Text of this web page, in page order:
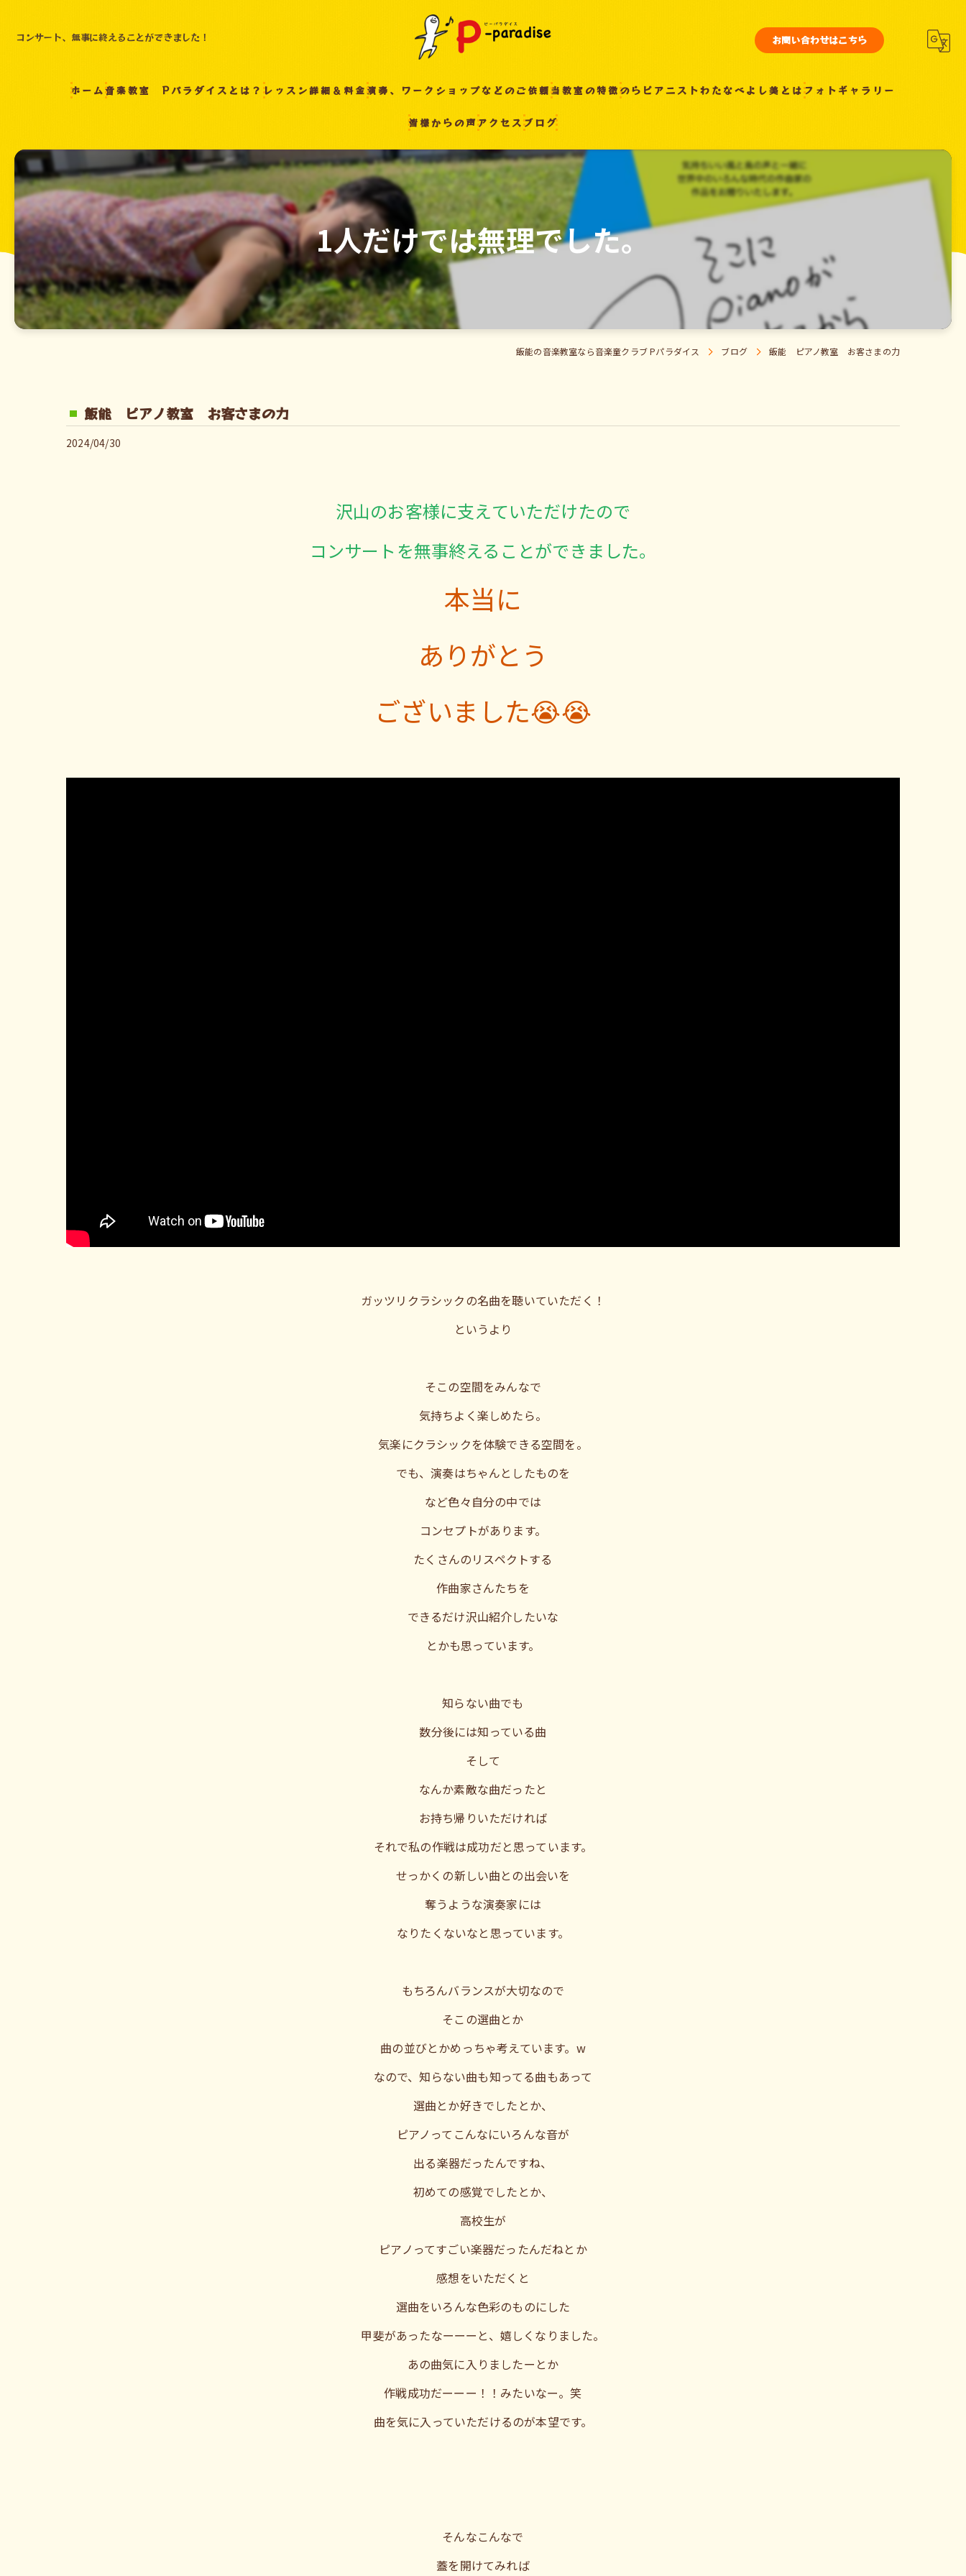
コンサート、無事に終えることができました！ お問い合わせはこちら
ホーム音楽教室 Pパラダイスとは？ レッスン詳細＆料金演奏、ワークショップなどのご依頼当教室の特徴
習い事
非認知能力
ピアノ
のらピアニストわたなべよし美とはフォトギャラリー
皆様からの声アクセスブログ
1人だけでは無理でした。
飯能の音楽教室なら音楽童クラブ Pパラダイス ブログ 飯能 ピアノ教室 お客さまの力
飯能 ピアノ教室 お客さまの力
2024/04/30
沢山のお客様に支えていただけたので
コンサートを無事終えることができました。
本当に
ありがとう
ございました😭😭
ガッツリクラシックの名曲を聴いていただく！
というより
そこの空間をみんなで
気持ちよく楽しめたら。
気楽にクラシックを体験できる空間を。
でも、演奏はちゃんとしたものを
など色々自分の中では
コンセプトがあります。
たくさんのリスペクトする
作曲家さんたちを
できるだけ沢山紹介したいな
とかも思っています。
知らない曲でも
数分後には知っている曲
そして
なんか素敵な曲だったと
お持ち帰りいただければ
それで私の作戦は成功だと思っています。
せっかくの新しい曲との出会いを
奪うような演奏家には
なりたくないなと思っています。
もちろんバランスが大切なので
そこの選曲とか
曲の並びとかめっちゃ考えています。w
なので、知らない曲も知ってる曲もあって
選曲とか好きでしたとか、
ピアノってこんなにいろんな音が
出る楽器だったんですね、
初めての感覚でしたとか、
高校生が
ピアノってすごい楽器だったんだねとか
感想をいただくと
選曲をいろんな色彩のものにした
甲斐があったなーーーと、嬉しくなりました。
あの曲気に入りましたーとか
作戦成功だーーー！！みたいなー。笑
曲を気に入っていただけるのが本望です。
そんなこんなで
蓋を開けてみれば